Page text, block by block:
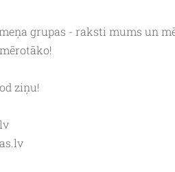
grupas - raksti mums un
ziņu!